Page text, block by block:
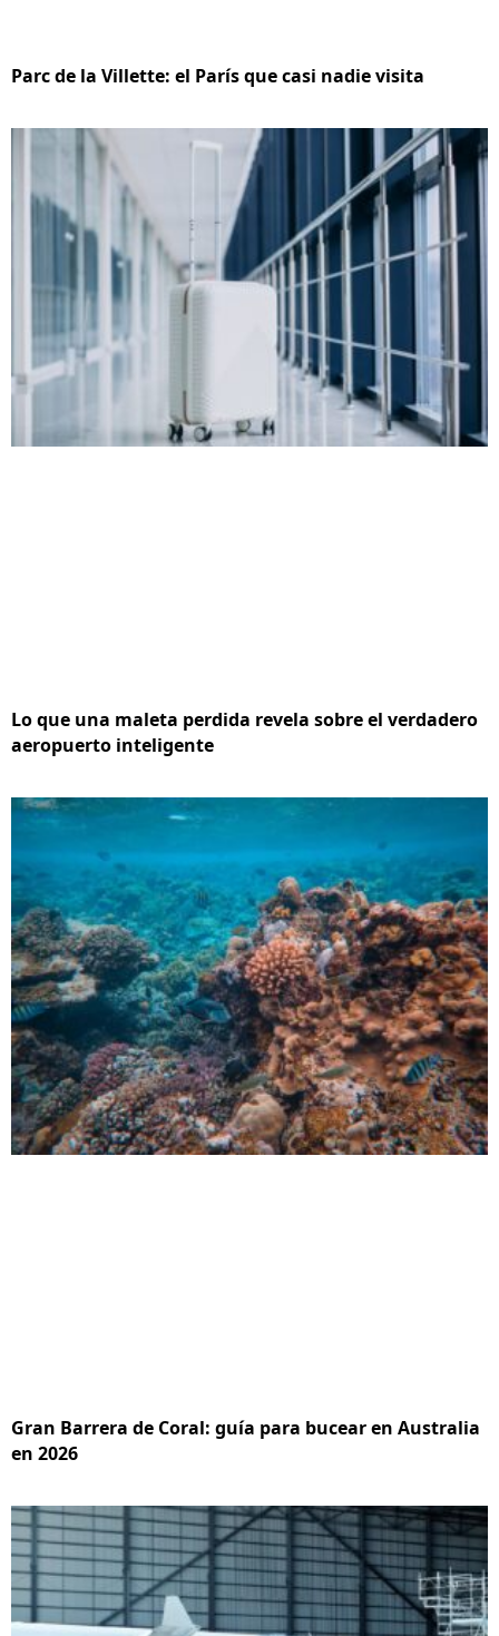
Parc de la Villette: el París que casi nadie visita
Lo que una maleta perdida revela sobre el verdadero
aeropuerto inteligente
Gran Barrera de Coral: guía para bucear en Australia
en 2026